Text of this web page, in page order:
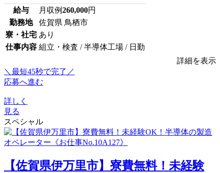
給与 月収例260,000円
勤務地
佐賀県 鳥栖市
寮・社宅 あり
仕事内容 組立・検査 / 半導体工場 / 日勤
詳細を表示
＼最短45秒で完了／
応募へ進む
詳しく
見る
スペシャル
【佐賀県伊万里市】寮費無料！未経験